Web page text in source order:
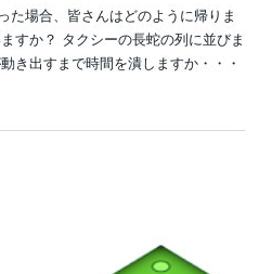
た場合、皆さんはどのように帰りま
すか？ タクシーの長蛇の列に並びま
き出すまで時間を潰しますか・・・